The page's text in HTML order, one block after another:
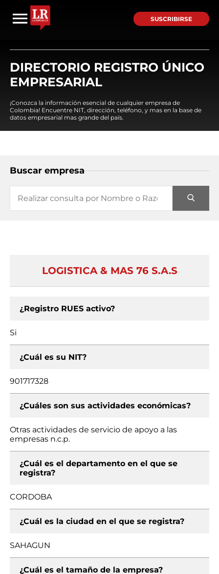
SUSCRIBIRSE
DIRECTORIO REGISTRO ÚNICO
EMPRESARIAL
¡Conozca la información esencial de cualquier empresa de
Colombia! Encuentre NIT, dirección, teléfono, y mas en la base de
datos empresarial mas grande del país.
Buscar empresa
LOGISTICA & MAS 76 S.A.S
¿Registro RUES activo?
Si
¿Cuál es su NIT?
901717328
¿Cuáles son sus actividades económicas?
Otras actividades de servicio de apoyo a las
empresas n.c.p.
¿Cuál es el departamento en el que se
registra?
CORDOBA
¿Cuál es la ciudad en el que se registra?
SAHAGUN
¿Cuál es el tamaño de la empresa?